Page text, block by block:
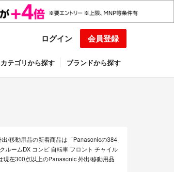
ログイン 会員登録
カテゴリから探す ブランドから探す
/移動用品の新着商品は「Panasonicの384
ルームDX コンビ 自転車 フロント チャイル
在300点以上のPanasonic 外出/移動用品